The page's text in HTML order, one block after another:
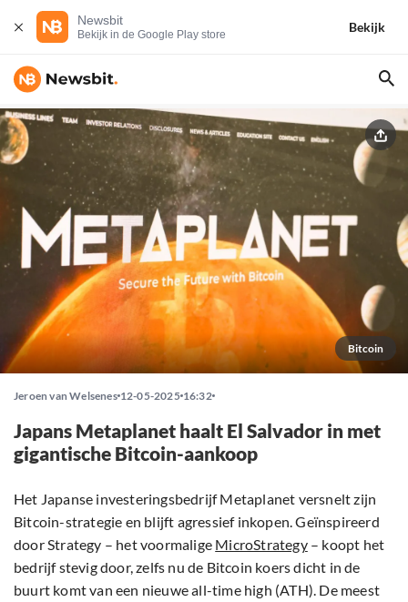
Newsbit
Bekijk in de Google Play store
Bekijk
Bitcoin
Jeroen van Welsenes 12-05-2025 16:32
Japans Metaplanet haalt El Salvador in met
gigantische Bitcoin-aankoop
Het Japanse investeringsbedrijf Metaplanet versnelt zijn
Bitcoin-strategie en blijft agressief inkopen. Geïnspireerd
door Strategy – het voormalige MicroStrategy– koopt het
bedrijf stevig door, zelfs nu de Bitcoin koers dicht in de
buurt komt van een nieuwe all-time high (ATH). De meest